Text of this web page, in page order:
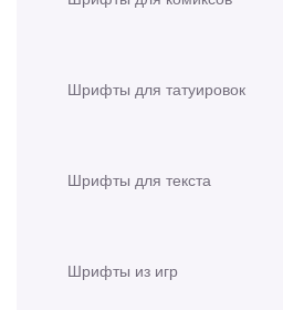
Шрифты для татуировок
Шрифты для текста
Шрифты из игр